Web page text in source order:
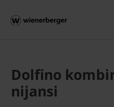
Dolfino
nijansi